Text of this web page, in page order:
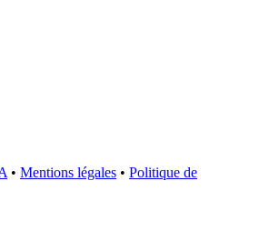
• Mentions légales • Politique de